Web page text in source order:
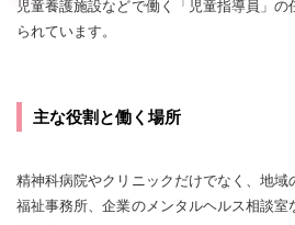
児童養護施設などで働く「児童指導員」
られています。
主な役割と働く場所
精神科病院やクリニックだけでなく、地
福祉事務所、企業のメンタルヘルス相談室